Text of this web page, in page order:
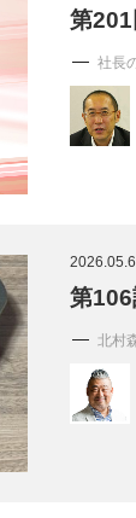
の「社長の３分間
タ帳（2026年8月5
ら利益を上げる
(151)
バーサルスタ
成功イメージ
ぶ繁栄企業の
業承継の前に、
たいコト(12)
社と社長のため
深読み企業分析
ピョー
朝礼・
楠木建の
酒井英
第
社長
2026.05.6
第
北村